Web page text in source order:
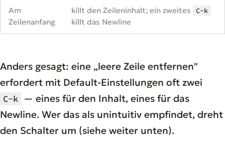
Am
Zeilenanfang
killt den Zeileninhalt; ein zweites C-k
killt das Newline
Anders gesagt: eine „leere Zeile entfernen"
erfordert mit Default-Einstellungen oft zwei
C-k — eines für den Inhalt, eines für das
Newline. Wer das als unintuitiv empfindet, dreht
den Schalter um (siehe weiter unten).